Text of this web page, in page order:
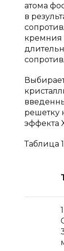
атома
в
кремния
решетку
эффекта
Таблица 1